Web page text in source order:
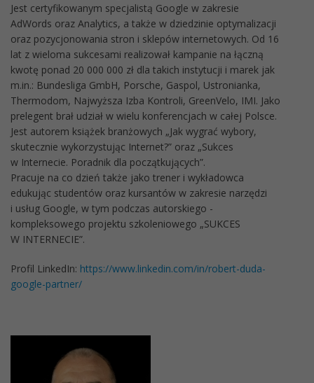
Jest certyfikowanym specjalistą Google w zakresie
AdWords oraz Analytics, a także w dziedzinie optymalizacji
oraz pozycjonowania stron i sklepów internetowych. Od 16
lat z wieloma sukcesami realizował kampanie na łączną
kwotę ponad 20 000 000 zł dla takich instytucji i marek jak
m.in.: Bundesliga GmbH, Porsche, Gaspol, Ustronianka,
Thermodom, Najwyższa Izba Kontroli, GreenVelo, IMI. Jako
prelegent brał udział w wielu konferencjach w całej Polsce.
Jest autorem książek branżowych „Jak wygrać wybory,
skutecznie wykorzystując Internet?” oraz „Sukces
w Internecie. Poradnik dla początkujących”.
Pracuje na co dzień także jako trener i wykładowca
edukując studentów oraz kursantów w zakresie narzędzi
i usług Google, w tym podczas autorskiego -
kompleksowego projektu szkoleniowego „SUKCES
W INTERNECIE”.
Profil LinkedIn: https://www.linkedin.com/in/robert-duda-
google-partner/